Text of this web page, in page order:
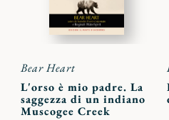
Bear Heart
L'orso è mio padre. La
saggezza di un indiano
Muscogee Creek